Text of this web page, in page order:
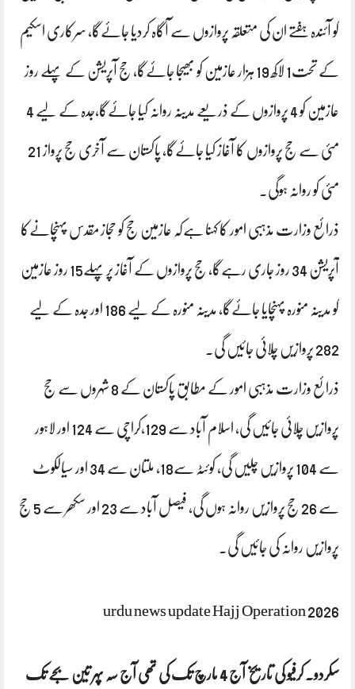
کو آئندہ ہفتے ان کی متعلقہ پروازوں سے آگاہ کردیا جائےگا، سرکاری اسکیم
کے تحت1 لاکھ 19 ہزار عازمین کو بھیجا جائےگا، حج آپریشن کے پہلے روز
عازمین کو 4 پروازوں کے ذریعے مدینہ روانہ کیا جائےگا،جدہ کے لیے 4
مئی سے حج پروازوں کا آغاز کیا جائےگا، پاکستان سے آخری حج پرواز 21
مئی کو روانہ ہوگی۔
ذرائع وزارت مذہبی امور کا کہنا ہےکہ عازمین حج کو حجاز مقدس پہنچانےکا
آپریشن 34 روز جاری رہےگا، حج پروازوں کے آغاز پرپہلے15 روز عازمین
کو مدینہ منورہ پہنچایا جائےگا، مدینہ منورہ کے لیے 186 اور جدہ کے لیے
282 پروازیں چلائی جائیں گی۔
ذرائع وزارت مذہبی امور کے مطابق پاکستان کے 8 شہروں سے حج
پروازیں چلائی جائیں گی، اسلام آباد سے 129،کراچی سے 124 اور لاہور
سے 104 پروازیں چلیں گی، کوئٹہ سے18، ملتان سے 34 اور سیالکوٹ
سے 26 حج پروازیں روانہ ہوں گی، فیصل آباد سے 23 اور سکھر سے 5 حج
پروازیں روانہ کی جائیں گی۔
urdu news update Hajj Operation 2026
سکردو۔ کرفیو کی تاریخ آج 4 مارچ تک کی تھی آج سہ پہر تین بجے تک